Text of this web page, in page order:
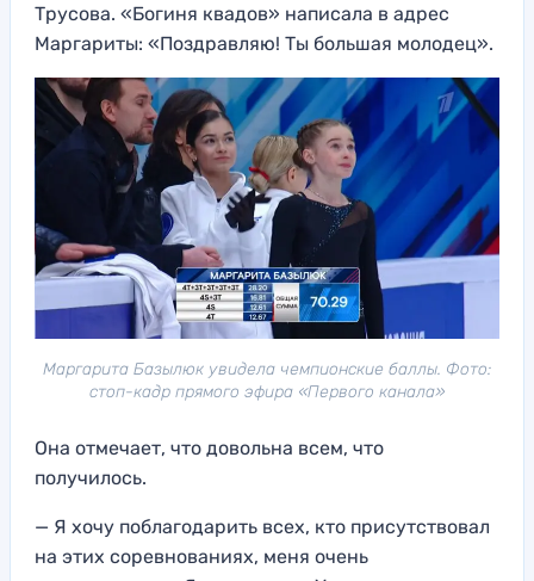
Трусова. «Богиня квадов» написала в адрес
Маргариты: «Поздравляю! Ты большая молодец».
Маргарита Базылюк увидела чемпионские баллы. Фото:
стоп-кадр прямого эфира «Первого канала»
Она отмечает, что довольна всем, что
получилось.
— Я хочу поблагодарить всех, кто присутствовал
на этих соревнованиях, меня очень